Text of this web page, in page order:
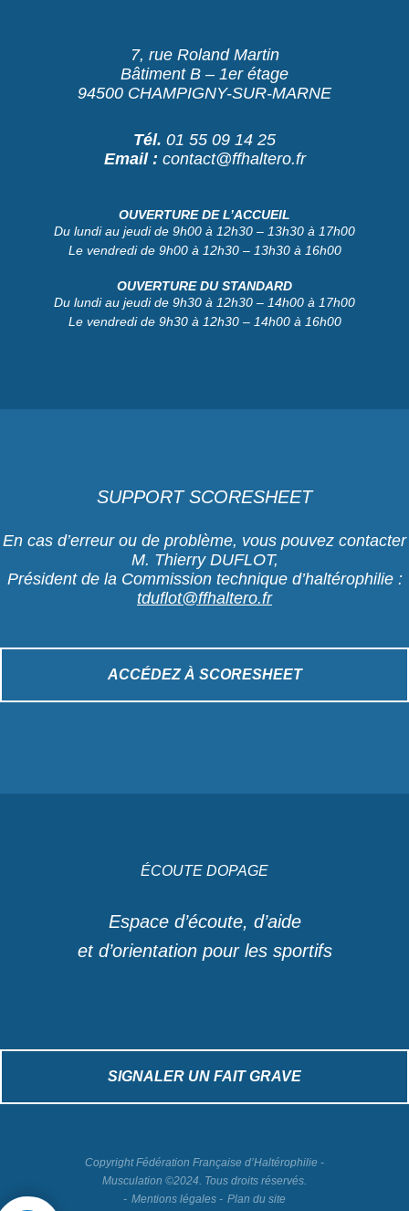
7, rue Roland Martin
Bâtiment B – 1er étage
94500 CHAMPIGNY-SUR-MARNE
Tél. 01 55 09 14 25
Email : contact@ffhaltero.fr
OUVERTURE DE L’ACCUEIL
Du lundi au jeudi de 9h00 à 12h30 – 13h30 à 17h00
Le vendredi de 9h00 à 12h30 – 13h30 à 16h00
OUVERTURE DU STANDARD
Du lundi au jeudi de 9h30 à 12h30 – 14h00 à 17h00
Le vendredi de 9h30 à 12h30 – 14h00 à 16h00
SUPPORT SCORESHEET
En cas d’erreur ou de problème, vous pouvez contacter
M. Thierry DUFLOT,
Président de la Commission technique d’haltérophilie :
tduflot@ffhaltero.fr
ACCÉDEZ À SCORESHEET
ÉCOUTE DOPAGE
Espace d’écoute, d’aide
et d’orientation pour les sportifs
SIGNALER UN FAIT GRAVE
Copyright Fédération Française d’Haltérophilie -
Musculation ©2024. Tous droits réservés.
Mentions légales
Plan du site